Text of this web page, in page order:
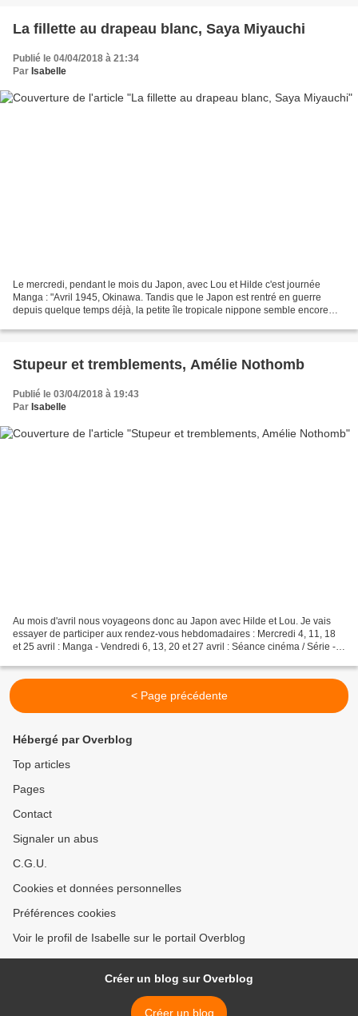
La fillette au drapeau blanc, Saya Miyauchi
Publié le 04/04/2018 à 21:34
Par Isabelle
Le mercredi, pendant le mois du Japon, avec Lou et Hilde c'est journée
Manga : "Avril 1945, Okinawa. Tandis que le Japon est rentré en guerre
depuis quelque temps déjà, la petite île tropicale nippone semble encore
Stupeur et tremblements, Amélie Nothomb
Publié le 03/04/2018 à 19:43
Par Isabelle
Au mois d'avril nous voyageons donc au Japon avec Hilde et Lou. Je vais
essayer de participer aux rendez-vous hebdomadaires : Mercredi 4, 11, 18
et 25 avril : Manga - Vendredi 6, 13, 20 et 27 avril : Séance cinéma / Série -
< Page précédente
Hébergé par Overblog
Top articles
Pages
Contact
Signaler un abus
C.G.U.
Cookies et données personnelles
Préférences cookies
Voir le profil de Isabelle sur le portail Overblog
Créer un blog sur Overblog
Créer un blog